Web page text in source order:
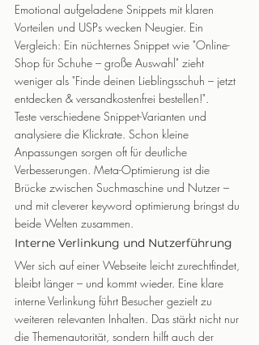
Emotional aufgeladene Snippets mit klaren
Vorteilen und USPs wecken Neugier. Ein
Vergleich: Ein nüchternes Snippet wie "Online-
Shop für Schuhe – große Auswahl" zieht
weniger als "Finde deinen Lieblingsschuh – jetzt
entdecken & versandkostenfrei bestellen!".
Teste verschiedene Snippet-Varianten und
analysiere die Klickrate. Schon kleine
Anpassungen sorgen oft für deutliche
Verbesserungen. Meta-Optimierung ist die
Brücke zwischen Suchmaschine und Nutzer –
und mit cleverer keyword optimierung bringst du
beide Welten zusammen.
Interne Verlinkung und Nutzerführung
Wer sich auf einer Webseite leicht zurechtfindet,
bleibt länger – und kommt wieder. Eine klare
interne Verlinkung führt Besucher gezielt zu
weiteren relevanten Inhalten. Das stärkt nicht nur
die Themenautorität, sondern hilft auch der